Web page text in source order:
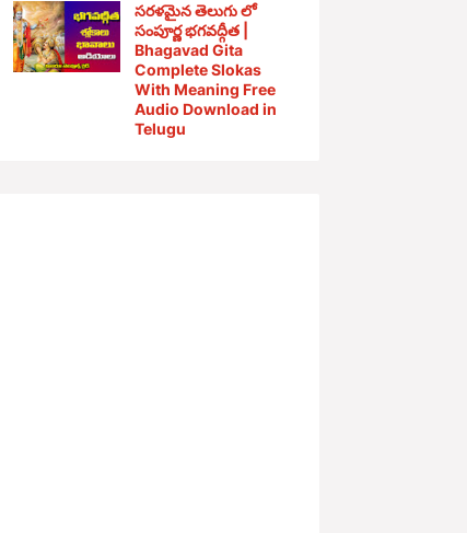
సరళమైన తెలుగు లో
సంపూర్ణ భగవద్గీత |
Bhagavad Gita
Complete Slokas
With Meaning Free
Audio Download in
Telugu